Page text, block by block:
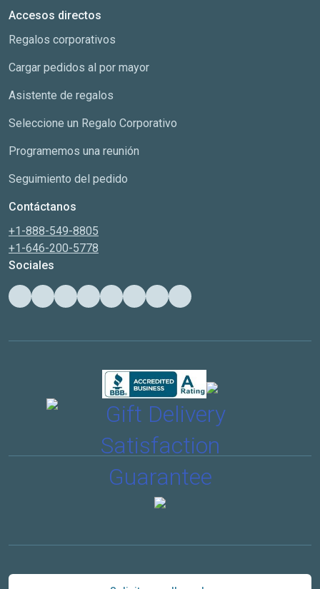
Accesos directos
Regalos corporativos
Cargar pedidos al por mayor
Asistente de regalos
Seleccione un Regalo Corporativo
Programemos una reunión
Seguimiento del pedido
Contáctanos
+1-888-549-8805
+1-646-200-5778
Sociales